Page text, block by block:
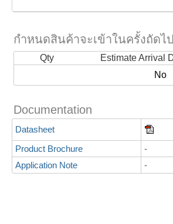
กำหนดสินค้าจะเข้าในครั้งถัดไป
Qty Estimate Arrival
No
Documentation
Datasheet
Product Brochure
-
Application Note
-